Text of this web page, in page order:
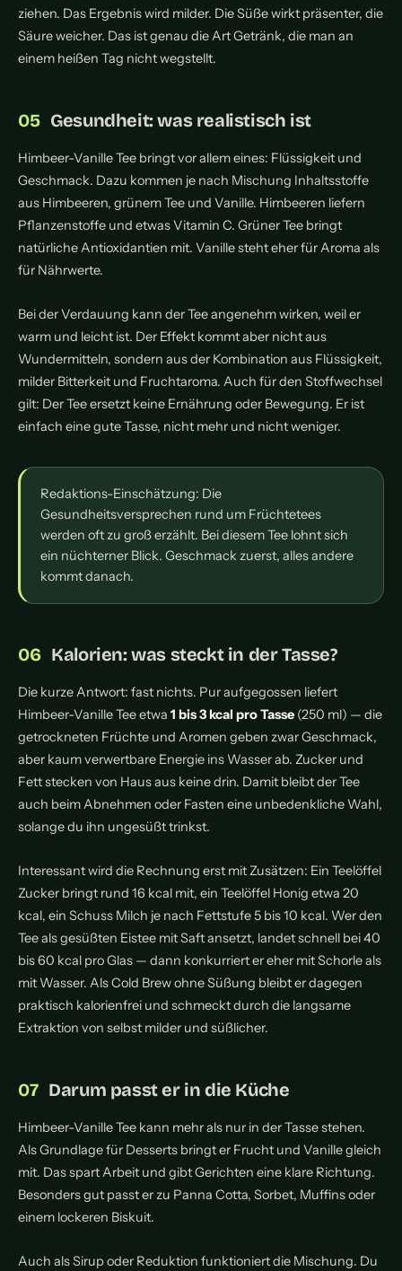
ziehen. Das Ergebnis wird milder. Die Süße wirkt präsenter, die
Säure weicher. Das ist genau die Art Getränk, die man an
einem heißen Tag nicht wegstellt.
Gesundheit: was realistisch ist
Himbeer-Vanille Tee bringt vor allem eines: Flüssigkeit und
Geschmack. Dazu kommen je nach Mischung Inhaltsstoffe
aus Himbeeren, grünem Tee und Vanille. Himbeeren liefern
Pflanzenstoffe und etwas Vitamin C. Grüner Tee bringt
natürliche Antioxidantien mit. Vanille steht eher für Aroma als
für Nährwerte.
Bei der Verdauung kann der Tee angenehm wirken, weil er
warm und leicht ist. Der Effekt kommt aber nicht aus
Wundermitteln, sondern aus der Kombination aus Flüssigkeit,
milder Bitterkeit und Fruchtaroma. Auch für den Stoffwechsel
gilt: Der Tee ersetzt keine Ernährung oder Bewegung. Er ist
einfach eine gute Tasse, nicht mehr und nicht weniger.
Redaktions-Einschätzung: Die
Gesundheitsversprechen rund um Früchtetees
werden oft zu groß erzählt. Bei diesem Tee lohnt sich
ein nüchterner Blick. Geschmack zuerst, alles andere
kommt danach.
Kalorien: was steckt in der Tasse?
Die kurze Antwort: fast nichts. Pur aufgegossen liefert
Himbeer-Vanille Tee etwa 1 bis 3 kcal pro Tasse (250 ml) — die
getrockneten Früchte und Aromen geben zwar Geschmack,
aber kaum verwertbare Energie ins Wasser ab. Zucker und
Fett stecken von Haus aus keine drin. Damit bleibt der Tee
auch beim Abnehmen oder Fasten eine unbedenkliche Wahl,
solange du ihn ungesüßt trinkst.
Interessant wird die Rechnung erst mit Zusätzen: Ein Teelöffel
Zucker bringt rund 16 kcal mit, ein Teelöffel Honig etwa 20
kcal, ein Schuss Milch je nach Fettstufe 5 bis 10 kcal. Wer den
Tee als gesüßten Eistee mit Saft ansetzt, landet schnell bei 40
bis 60 kcal pro Glas — dann konkurriert er eher mit Schorle als
mit Wasser. Als Cold Brew ohne Süßung bleibt er dagegen
praktisch kalorienfrei und schmeckt durch die langsame
Extraktion von selbst milder und süßlicher.
Darum passt er in die Küche
Himbeer-Vanille Tee kann mehr als nur in der Tasse stehen.
Als Grundlage für Desserts bringt er Frucht und Vanille gleich
mit. Das spart Arbeit und gibt Gerichten eine klare Richtung.
Besonders gut passt er zu Panna Cotta, Sorbet, Muffins oder
einem lockeren Biskuit.
Auch als Sirup oder Reduktion funktioniert die Mischung. Du